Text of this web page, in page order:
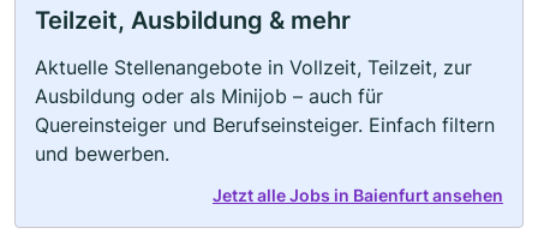
Teilzeit, Ausbildung & mehr
Aktuelle Stellenangebote in Vollzeit, Teilzeit, zur
Ausbildung oder als Minijob – auch für
Quereinsteiger und Berufseinsteiger. Einfach filtern
und bewerben.
Jetzt alle Jobs in Baienfurt ansehen